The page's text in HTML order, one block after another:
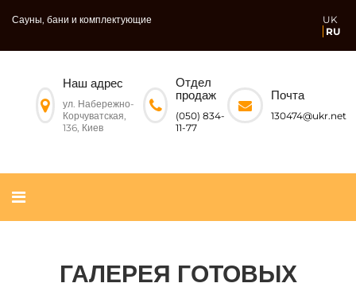
Сауны, бани и комплектующие
UK
RU
Наш адрес
ул. Набережно-
Корчуватская,
136, Киев
Отдел
продаж
(050) 834-
11-77
Почта
130474@ukr.net
ГАЛЕРЕЯ ГОТОВЫХ